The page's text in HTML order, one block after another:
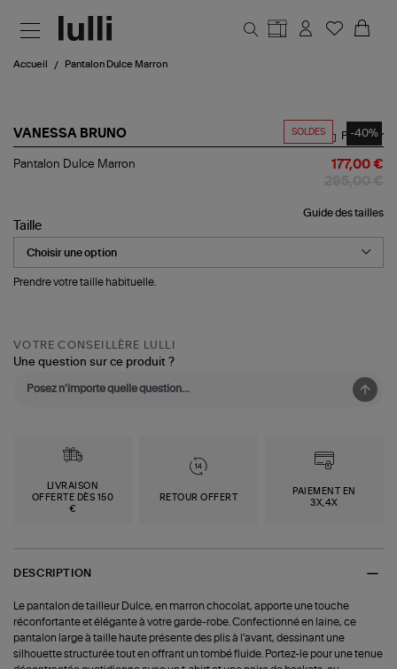
Accueil Pantalon Dulce Marron
SOLDES -40%
VANESSA BRUNO
Pantalon
Partager
Pantalon Dulce Marron 177,00 €
Guide des tailles
Taille
Prendre votre taille habituelle.
VOTRE CONSEILLÈRE LULLI
Une question sur ce produit ?
LIVRAISON
OFFERTE DÈS 150
€
RETOUR OFFERT
PAIEMENT EN
3X,4X
DESCRIPTION
Le pantalon de tailleur Dulce, en marron chocolat, apporte une touche
réconfortante et élégante à votre garde-robe. Confectionné en laine, ce
pantalon large à taille haute présente des plis à l'avant, dessinant une
silhouette structurée tout en offrant un tombé fluide. Portez-le pour une tenue